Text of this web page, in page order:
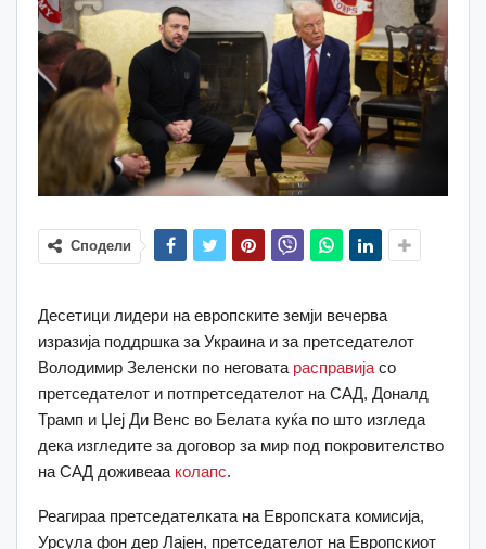
Сподели
Десетици лидери на европските земји вечерва
изразија поддршка за Украина и за претседателот
Володимир Зеленски по неговата расправија со
претседателот и потпретседателот на САД, Доналд
Трамп и Џеј Ди Венс во Белата куќа по што изгледа
дека изгледите за договор за мир под покровителство
на САД доживеаа колапс.
Реагираа претседателката на Европската комисија,
Урсула фон дер Лајен, претседателот на Европскиот